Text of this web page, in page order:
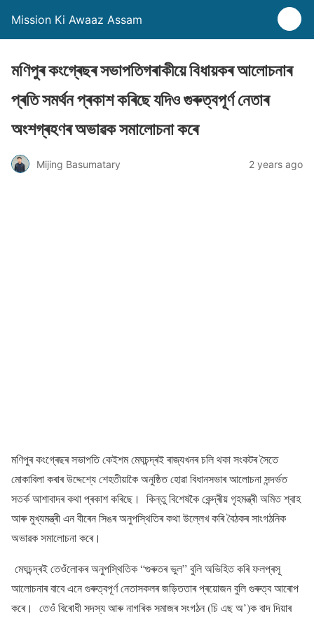
Mission Ki Awaaz Assam
মণিপুৰ কংগ্ৰেছৰ সভাপতিগৰাকীয়ে বিধায়কৰ আলোচনাৰ
প্ৰতি সমৰ্থন প্ৰকাশ কৰিছে যদিও গুৰুত্বপূৰ্ণ নেতাৰ
অংশগ্ৰহণৰ অভাৱক সমালোচনা কৰে
Mijing Basumatary 2 years ago
মণিপুৰ কংগ্ৰেছৰ সভাপতি কেইশম মেঘচন্দ্ৰই ৰাজ্যখনৰ চলি থকা সংকটৰ সৈতে
মোকাবিলা কৰাৰ উদ্দেশ্যে শেহতীয়াকৈ অনুষ্ঠিত হোৱা বিধানসভাৰ আলোচনা সন্দৰ্ভত
সতৰ্ক আশাবাদৰ কথা প্ৰকাশ কৰিছে। কিন্তু বিশেষকৈ কেন্দ্ৰীয় গৃহমন্ত্ৰী অমিত শ্বাহ
আৰু মুখ্যমন্ত্ৰী এন বীৰেন সিঙৰ অনুপস্থিতিৰ কথা উল্লেখ কৰি বৈঠকৰ সাংগঠনিক
অভাৱক সমালোচনা কৰে।
মেঘচন্দ্ৰই তেওঁলোকৰ অনুপস্থিতিক “গুৰুতৰ ভুল” বুলি অভিহিত কৰি ফলপ্ৰসূ
আলোচনাৰ বাবে এনে গুৰুত্বপূৰ্ণ নেতাসকলৰ জড়িততাৰ প্ৰয়োজন বুলি গুৰুত্ব আৰোপ
কৰে। তেওঁ বিৰোধী সদস্য আৰু নাগৰিক সমাজৰ সংগঠন (চি এছ অ’)ক বাদ দিয়াৰ